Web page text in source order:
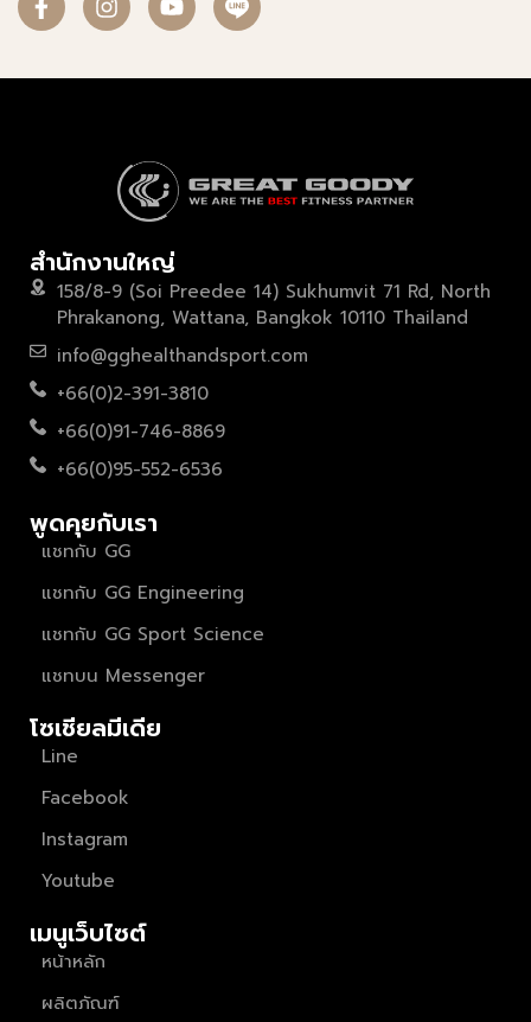
สำนักงานใหญ่
158/8-9 (Soi Preedee 14) Sukhumvit 71 Rd, North
Phrakanong, Wattana, Bangkok 10110 Thailand
info@gghealthandsport.com
+66(0)2-391-3810
+66(0)91-746-8869
+66(0)95-552-6536
พูดคุยกับเรา
แชทกับ GG
แชทกับ GG Engineering
แชทกับ GG Sport Science
แชทบน Messenger
โซเชียลมีเดีย
Line
Facebook
Instagram
Youtube
เมนูเว็บไซต์
หน้าหลัก
ผลิตภัณฑ์